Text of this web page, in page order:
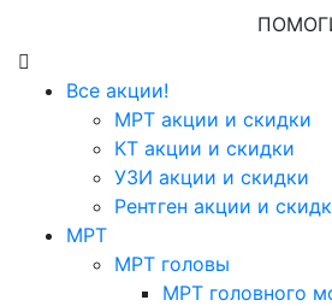
Все акции!
МРТ акции и скидки
КТ акции и скидки
УЗИ акции и скидки
Рентген акции и
МРТ
МРТ головы
МРТ головного